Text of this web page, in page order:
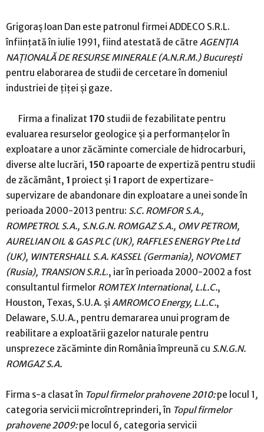
Grigoraş Ioan Dan este patronul firmei ADDECO S.R.L.
înfiinţată în iulie 1991, fiind atestată de către AGENŢIA
NAŢIONALĂ DE RESURSE MINERALE (A.N.R.M.) Bucureşti
pentru elaborarea de studii de cercetare în domeniul
industriei de ţiţei şi gaze.
Firma a finalizat 170 studii de fezabilitate pentru
evaluarea resurselor geologice şi a performanţelor în
exploatare a unor zăcăminte comerciale de hidrocarburi,
diverse alte lucrări, 150 rapoarte de expertiză pentru studii
de zăcământ, 1 proiect şi 1 raport de expertizare-
supervizare de abandonare din exploatare a unei sonde în
perioada 2000-2013 pentru: S.C. ROMFOR S.A.,
ROMPETROL S.A., S.N.G.N. ROMGAZ S.A., OMV PETROM,
AURELIAN OIL & GAS PLC (UK), RAFFLES ENERGY Pte Ltd
(UK), WINTERSHALL S.A. KASSEL (Germania), NOVOMET
(Rusia), TRANSION S.R.L., iar în perioada 2000-2002 a fost
consultantul firmelor ROMTEX International, L.L.C.,
Houston, Texas, S.U.A. şi AMROMCO Energy, L.L.C.,
Delaware, S.U.A., pentru demararea unui program de
reabilitare a exploatării gazelor naturale pentru
unsprezece zăcăminte din România împreună cu S.N.G.N.
ROMGAZ S.A.
Firma s-a clasat în Topul firmelor prahovene 2010:pe locul 1 ,
categoria servicii microîntreprinderi, în Topul firmelor
prahovene 2009:pe locul 6, categoria servicii